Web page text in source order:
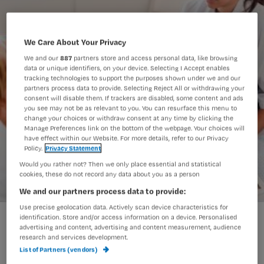
Artsen en verpleegkundigen springen
tegenwoordig heel zorgvuldig en
We Care About Your Privacy
We and our887 partners store and access personal data, like browsing
data or unique identifiers, on your device. Selecting I Accept enables
tracking technologies to support the purposes shown under we and our
partners process data to provide. Selecting Reject All or withdrawing your
consent will disable them. If trackers are disabled, some content and ads
you see may not be as relevant to you. You can resurface this menu to
change your choices or withdraw consent at any time by clicking the
Manage Preferences link on the bottom of the webpage. Your choices will
have effect within our Website. For more details, refer to our Privacy
Policy. Privacy Statement
Would you rather not? Then we only place essential and statistical
cookies, these do not record any data about you as a person
We and our partners process data to provide:
Use precise geolocation data. Actively scan device characteristics for
identification. Store and/or access information on a device. Personalised
advertising and content, advertising and content measurement, audience
research and services development.
List of Partners (vendors)